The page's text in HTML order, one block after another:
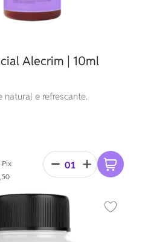
Alecrim | 10ml
natural e refrescante.
Pix
Adicionar